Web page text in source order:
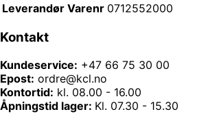
Leverandør Varenr 0712552000
Kontakt
Kundeservice: +47 66 75 30 00
Epost: ordre@kcl.no
Kontortid: kl. 08.00 - 16.00
Åpningstid lager: Kl. 07.30 - 15.30